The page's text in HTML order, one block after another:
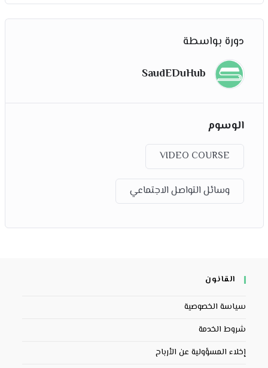
دورة بواسطة
SaudEDuHub
الوسوم
VIDEO COURSE
وسائل التواصل الاجتماعي
القانون
سياسة الخصوصية
شروط الخدمة
إخلاء المسؤولية عن الأرباح